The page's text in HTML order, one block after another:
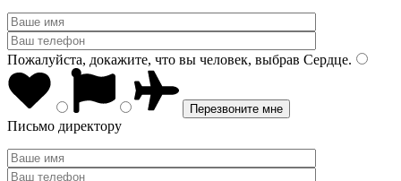
Пожалуйста, докажите, что вы человек, выбрав Сердце.
Письмо директору